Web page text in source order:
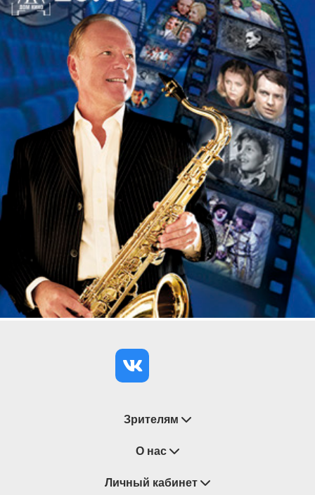
Исполнители:
Crush String Quartet
Внимание! Проход к Международной
Академии Музыки Елены Образцовой через
арку на Садовой линии.
Продолжительность концерта – 1 час 10 минут
без антракта
Концерт рекомендован для всех категорий
зрителей старше 6 лет
Зрителям
Восстановление билетов
Замена / Отмена / Перенос мероприятий
О нас
О компании
Личный кабинет